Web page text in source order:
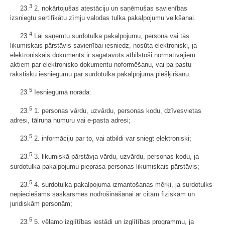
23. 3 2. nokārtojušas atestāciju un saņēmušas savienības
izsniegtu sertifikātu zīmju valodas tulka pakalpojumu veikšanai.
23.4 Lai saņemtu surdotulka pakalpojumu, persona vai tās
likumiskais pārstāvis savienībai iesniedz, nosūta elektroniski, ja
elektroniskais dokuments ir sagatavots atbilstoši normatīvajiem
aktiem par elektronisko dokumentu noformēšanu, vai pa pastu
rakstisku iesniegumu par surdotulka pakalpojuma piešķiršanu.
23.5 Iesniegumā norāda:
23. 5 1. personas vārdu, uzvārdu, personas kodu, dzīvesvietas
adresi, tālruņa numuru vai e-pasta adresi;
23.5 2. informāciju par to, vai atbildi var sniegt elektroniski;
23.5 3. likumiskā pārstāvja vārdu, uzvārdu, personas kodu, ja
surdotulka pakalpojumu pieprasa personas likumiskais pārstāvis;
23. 5 4. surdotulka pakalpojuma izmantošanas mērķi, ja surdotulks
nepieciešams saskarsmes nodrošināšanai ar citām fiziskām un
juridiskām personām;
23.5 5. vēlamo izglītības iestādi un izglītības programmu, ja